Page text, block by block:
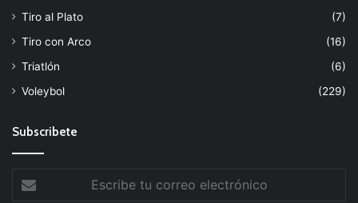
Tiro al Plato
(7)
Tiro con Arco
(16)
Triatlón
(6)
Voleybol
(229)
Subscribete
tu